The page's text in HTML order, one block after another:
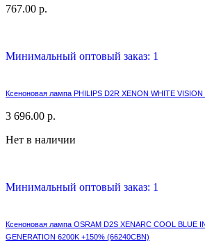
767.00 р.
Минимальный оптовый заказ: 1
Ксеноновая лампа PHILIPS D2R XENON WHITE
3 696.00 р.
Нет в наличии
Минимальный оптовый заказ: 1
Ксеноновая лампа OSRAM D2S XENARC COOL BLUE
GENERATION 6200K +150% (66240CBN)